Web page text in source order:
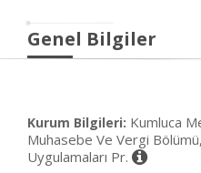
Genel Bilgiler
Kurum Bilgileri: Kumluca
Muhasebe Ve Vergi
Uygulamaları Pr.